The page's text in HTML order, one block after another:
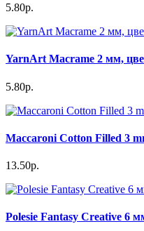
5.80р.
YarnArt Macrame 2 мм,
5.80р.
Maccaroni Cotton Filled 3
13.50р.
Polesie Fantasy Creative 6